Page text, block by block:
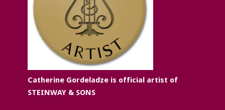
Catherine Gordeladze is official artist of
STEINWAY & SONS